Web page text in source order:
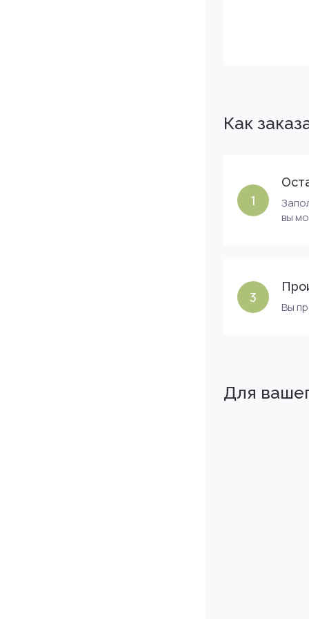
Как
1
вы
3
Вы
Для